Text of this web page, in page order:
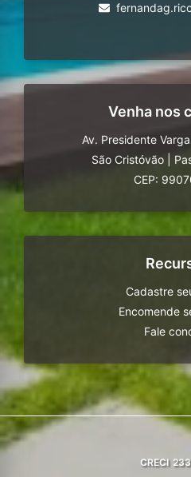
Venha nos
Av. Presidente
São Cristóvão
CEP:
Cadastre
Encomende
Fale
CRECI